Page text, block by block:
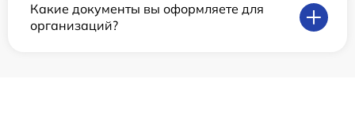
Какие документы вы оформляете для
организаций?